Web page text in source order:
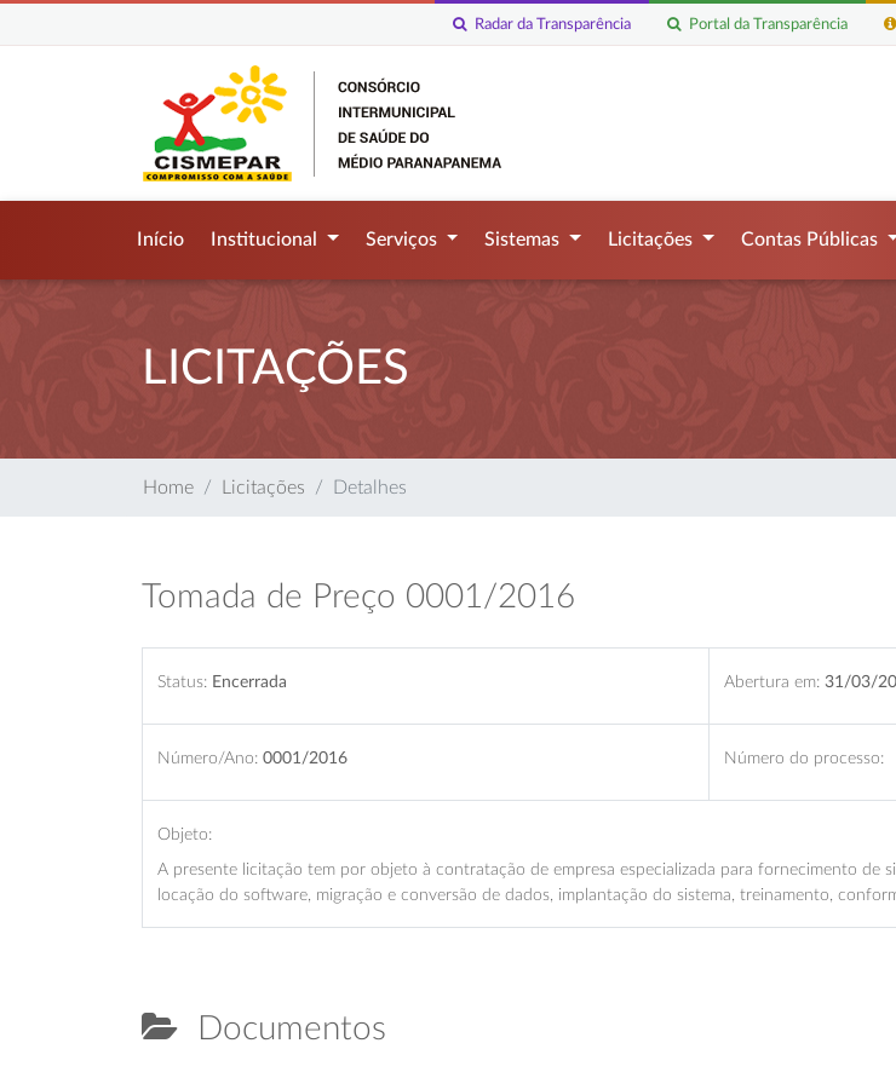
Portal da Transparência
Radar da Transparência
Início Institucional Serviços Sistemas Licitações Contas Públicas
LICITAÇÕES
Home Licitações Detalhes
Tomada de Preço 0001/2016
Status: Encerrada Abertura em: 31/03/
Número/Ano: 0001/2016 Número do processo:
Objeto:
A presente licitação tem por objeto à contratação de empresa especializada para fornecimento de
locação do software, migração e conversão de dados, implantação do sistema, treinamento,
Documentos